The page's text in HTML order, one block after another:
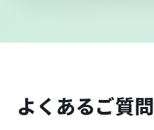
よくあるご質問